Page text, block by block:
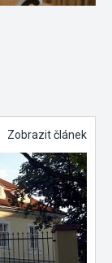
Zobrazit článek